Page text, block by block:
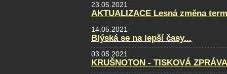
23.05.2021
AKTUALIZACE Lesná změna
14.05.2021
Blýská se na lepší časy...
03.05.2021
KRUŠNOTON - TISKOVÁ